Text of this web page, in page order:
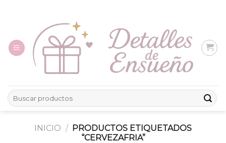
Buscar
por:
INICIO / PRODUCTOS ETIQUETADOS
“CERVEZAFRIA”